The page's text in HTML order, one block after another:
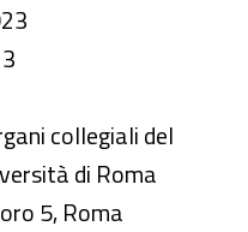
collegiali del
di Roma
5, Roma